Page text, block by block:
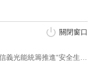
關閉窗口